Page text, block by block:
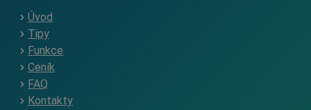
Úvod
Tipy
Funkce
Ceník
FAQ
Kontakty